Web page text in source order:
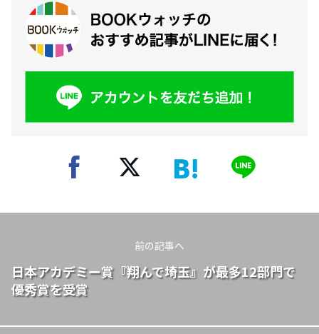
前の記事へ
日本アカデミー賞『翔んで埼玉』が最多12部門で
優秀賞を受賞